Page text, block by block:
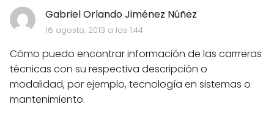
Gabriel Orlando Jiménez Núñez
16 agosto, 2013 a las 1:44
Cómo puedo encontrar información de las carrreras
técnicas con su respectiva descripción o
modalidad, por ejemplo, tecnología en sistemas o
mantenimiento.